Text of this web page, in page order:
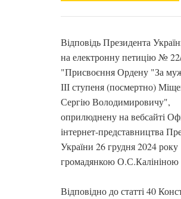
Відповідь Президента
на електронну петицію №
"Присвоєння Ордену "За
ІІІ ступеня (посмертно)
Сергію Володимировичу",
оприлюднену на вебсайті
інтернет-представництва
України 26 грудня 2024 року
громадянкою О.С.Калініною
Відповідно до статті 40